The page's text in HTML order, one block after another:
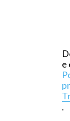
e
.